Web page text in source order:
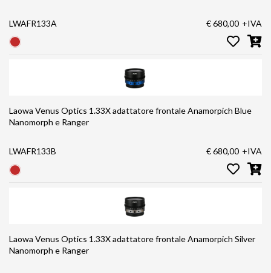
LWAFR133A € 680,00 +IVA
Laowa Venus Optics 1.33X adattatore frontale Anamorpich Blue
Nanomorph e Ranger
LWAFR133B € 680,00 +IVA
Laowa Venus Optics 1.33X adattatore frontale Anamorpich Silver
Nanomorph e Ranger